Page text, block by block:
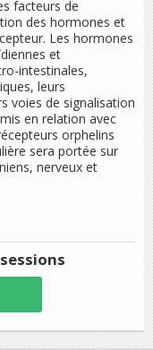
facteurs de
des hormones et
Les hormones
et
intestinales,
leurs
voies de signalisation
en relation avec
orphelins
sera portée sur
nerveux et